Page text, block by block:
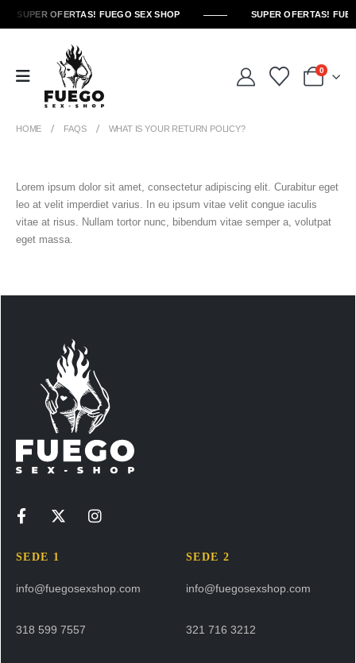
SUPER OFERTAS! FUEGO SEX SHOP SUPER OFERTAS!
0
HOME FAQS WHAT IS YOUR RETURN POLICY?
Lorem ipsum dolor sit amet, consectetur adipiscing elit. Curabitur eget
leo at velit imperdiet varius. In eu ipsum vitae velit congue iaculis
vitae at risus. Nullam tortor nunc, bibendum vitae semper a, volutpat
eget massa.
SEDE 1
info@fuegosexshop.com
318 599 7557
SEDE 2
info@fuegosexshop.com
321 716 3212